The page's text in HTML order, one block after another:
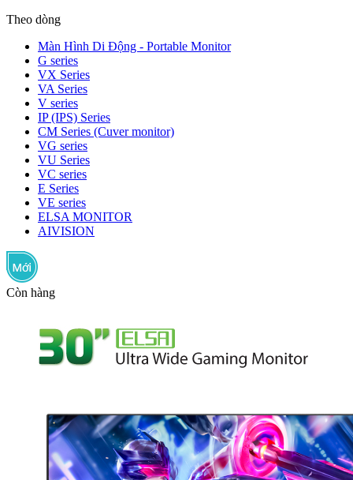
Theo dòng
Màn Hình Di Động - Portable Monitor
G series
VX Series
VA Series
V series
IP (IPS) Series
CM Series (Cuver monitor)
VG series
VU Series
VC series
E Series
VE series
ELSA MONITOR
AIVISION
Còn hàng